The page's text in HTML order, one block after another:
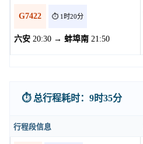
G7422 ⏱️ 1时20分
六安 20:30 → 蚌埠南 21:50
⏱️ 总行程耗时：9时35分
行程段信息